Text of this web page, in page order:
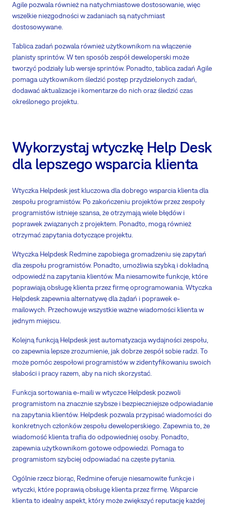
Agile pozwala również na natychmiastowe dostosowanie, więc
wszelkie niezgodności w zadaniach są natychmiast
dostosowywane.
Tablica zadań pozwala również użytkownikom na włączenie
planisty sprintów. W ten sposób zespół deweloperski może
tworzyć podziały lub wersje sprintów. Ponadto, tablica zadań Agile
pomaga użytkownikom śledzić postęp przydzielonych zadań,
dodawać aktualizacje i komentarze do nich oraz śledzić czas
określonego projektu.
Wykorzystaj wtyczkę Help Desk
dla lepszego wsparcia klienta
Wtyczka Helpdesk jest kluczowa dla dobrego wsparcia klienta dla
zespołu programistów. Po zakończeniu projektów przez zespoły
programistów istnieje szansa, że otrzymają wiele błędów i
poprawek związanych z projektem. Ponadto, mogą również
otrzymać zapytania dotyczące projektu.
Wtyczka Helpdesk Redmine zapobiega gromadzeniu się zapytań
dla zespołu programistów. Ponadto, umożliwia szybką i dokładną
odpowiedź na zapytania klientów. Ma niesamowite funkcje, które
poprawiają obsługę klienta przez firmę oprogramowania. Wtyczka
Helpdesk zapewnia alternatywę dla żądań i poprawek e-
mailowych. Przechowuje wszystkie ważne wiadomości klienta w
jednym miejscu.
Kolejną funkcją Helpdesk jest automatyzacja wydajności zespołu,
co zapewnia lepsze zrozumienie, jak dobrze zespół sobie radzi. To
może pomóc zespołowi programistów w zidentyfikowaniu swoich
słabości i pracy razem, aby na nich skorzystać.
Funkcja sortowania e-maili w wtyczce Helpdesk pozwoli
programistom na znacznie szybsze i bezpieczniejsze odpowiadanie
na zapytania klientów. Helpdesk pozwala przypisać wiadomości do
konkretnych członków zespołu deweloperskiego. Zapewnia to, że
wiadomość klienta trafia do odpowiedniej osoby. Ponadto,
zapewnia użytkownikom gotowe odpowiedzi. Pomaga to
programistom szybciej odpowiadać na częste pytania.
Ogólnie rzecz biorąc, Redmine oferuje niesamowite funkcje i
wtyczki, które poprawią obsługę klienta przez firmę. Wsparcie
klienta to idealny aspekt, który może zwiększyć reputację każdej